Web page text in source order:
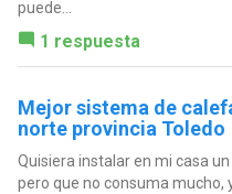
puede...
1 respuesta
Mejor sistema de
norte provincia Toledo
Quisiera instalar en mi casa
pero que no consuma